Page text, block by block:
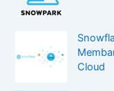
Cloud